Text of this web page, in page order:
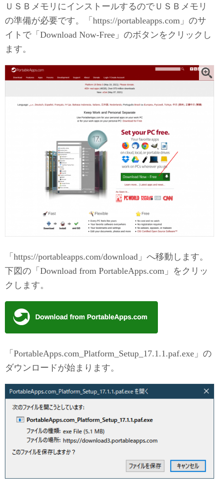
ＵＳＢメモリにインストールするのでＵＳＢメモリ
の準備が必要です。「https://portableapps.com」のサ
イトで「Download Now-Free」のボタンをクリックし
ます。
「https://portableapps.com/download」へ移動します。
下図の「Download from PortableApps.com」をクリッ
クします。
「PortableApps.com_Platform_Setup_17.1.1.paf.exe」の
ダウンロードが始まります。